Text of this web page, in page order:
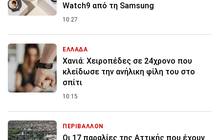
Watch9 από τη Samsung
10:27
ΕΛΛΑΔΑ
Χανιά: Χειροπέδες σε 24χρονο που
κλείδωσε την ανήλικη φίλη του στο
σπίτι
10:15
ΠΕΡΙΒΑΛΛΟΝ
Οι 17 παραλίες της Αττικής που έχουν